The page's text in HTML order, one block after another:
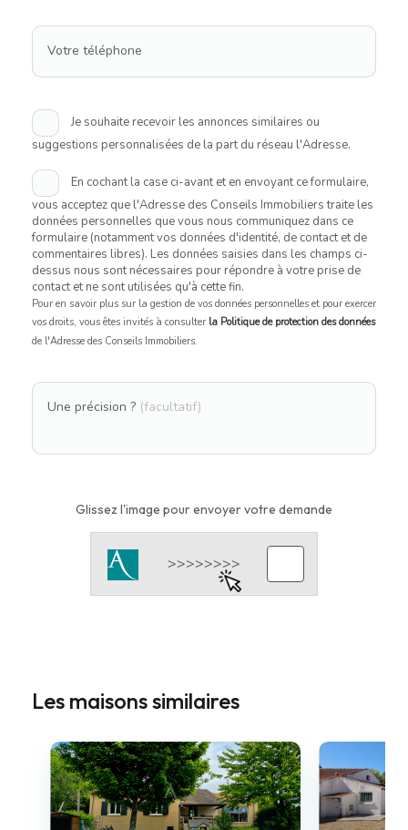
Votre téléphone
Je souhaite recevoir les annonces similaires ou
suggestions personnalisées de la part du réseau l'Adresse.
En cochant la case ci-avant et en envoyant ce formulaire,
vous acceptez que l'Adresse des Conseils Immobiliers traite les
données personnelles que vous nous communiquez dans ce
formulaire (notamment vos données d'identité, de contact et de
commentaires libres). Les données saisies dans les champs ci-
dessus nous sont nécessaires pour répondre à votre prise de
contact et ne sont utilisées qu'à cette fin.
Pour en savoir plus sur la gestion de vos données personnelles et pour exercer
vos droits, vous êtes invités à consulter la Politique de protection des données
de l'Adresse des Conseils Immobiliers.
Une précision ? (facultatif)
Glissez l'image pour envoyer votre demande
Les maisons similaires